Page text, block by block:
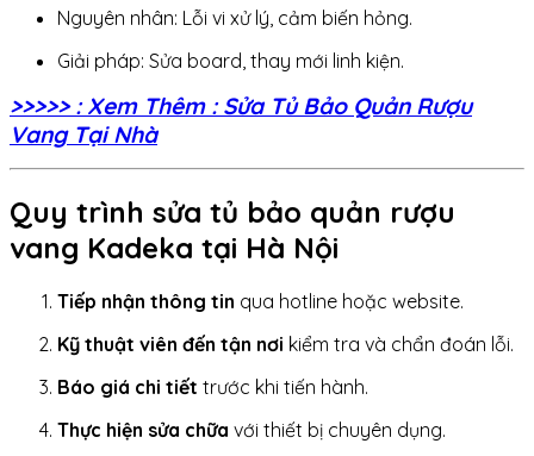
Nguyên nhân: Lỗi vi xử lý, cảm biến hỏng.
Giải pháp: Sửa board, thay mới linh kiện.
>>>>> : Xem Thêm : Sửa Tủ Bảo Quản Rượu
Vang Tại Nhà
Quy trình sửa tủ bảo quản rượu
vang Kadeka tại Hà Nội
Tiếp nhận thông tin qua hotline hoặc website.
Kỹ thuật viên đến tận nơi kiểm tra và chẩn đoán lỗi.
Báo giá chi tiết trước khi tiến hành.
Thực hiện sửa chữa với thiết bị chuyên dụng.